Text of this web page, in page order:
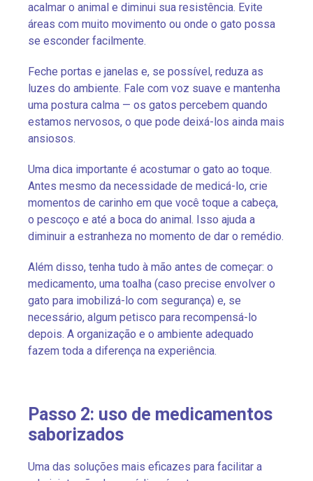
acalmar o animal e diminui sua resistência. Evite
áreas com muito movimento ou onde o gato possa
se esconder facilmente.
Feche portas e janelas e, se possível, reduza as
luzes do ambiente. Fale com voz suave e mantenha
uma postura calma — os gatos percebem quando
estamos nervosos, o que pode deixá-los ainda mais
ansiosos.
Uma dica importante é acostumar o gato ao toque.
Antes mesmo da necessidade de medicá-lo, crie
momentos de carinho em que você toque a cabeça,
o pescoço e até a boca do animal. Isso ajuda a
diminuir a estranheza no momento de dar o remédio.
Além disso, tenha tudo à mão antes de começar: o
medicamento, uma toalha (caso precise envolver o
gato para imobilizá-lo com segurança) e, se
necessário, algum petisco para recompensá-lo
depois. A organização e o ambiente adequado
fazem toda a diferença na experiência.
Passo 2: uso de medicamentos
saborizados
Uma das soluções mais eficazes para facilitar a